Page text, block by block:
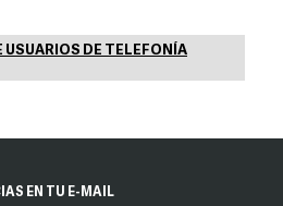
USUARIOS DE TELEFONÍA
EN TU E-MAIL